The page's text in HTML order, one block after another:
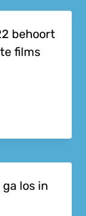
behoort
films
los in